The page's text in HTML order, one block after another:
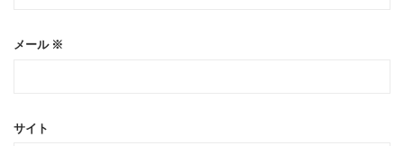
メール ※
サイト